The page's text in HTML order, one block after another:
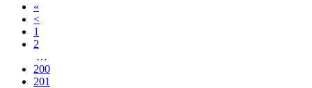
«
<
1
2
…
200
201